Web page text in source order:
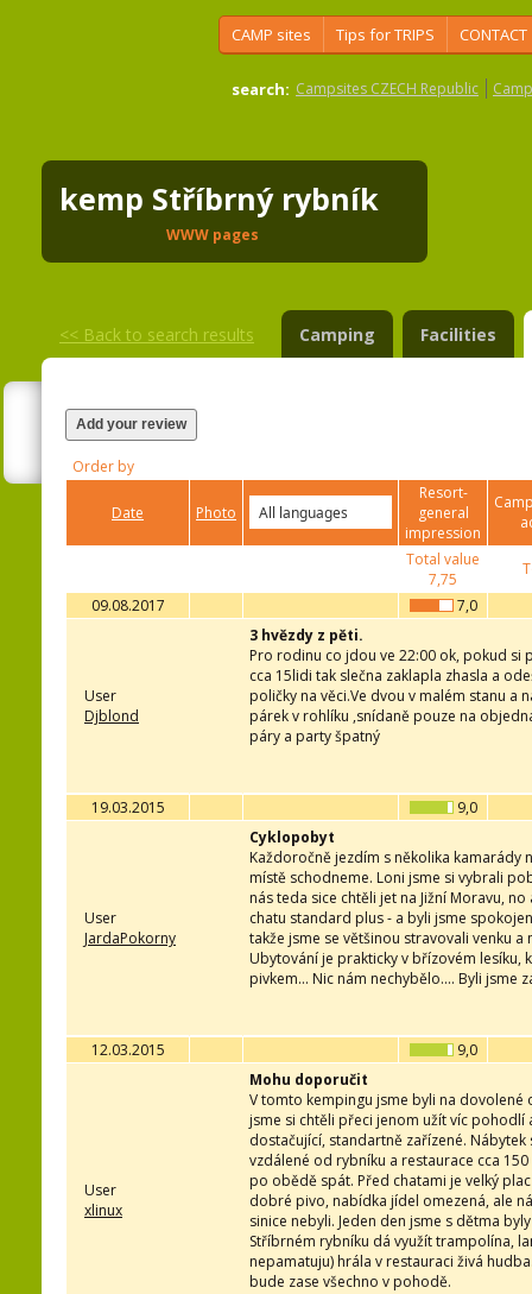
CAMP sites Tips for TRIPS CONTACT
search: Campsites CZECH Republic
kemp Stříbrný rybník
WWW pages
<< Back to search results Camping Facilities
Add your review
Order by
Date Photo
Resort-
general
impression
Total value
7,75
09.08.2017
7,0
User
Djblond
3 hvězdy z pěti.
Pro rodinu co jdou ve 22:00 ok, pokud si
cca 15lidi tak slečna zaklapla zhasla a
poličky na věci.Ve dvou v malém stanu a
párek v rohlíku ,snídaně pouze na
páry a party špatný
19.03.2015 9,0
User
JardaPokorny
Cyklopobyt
Každoročně jezdím s několika kamarády
místě schodneme. Loni jsme si vybrali
nás teda sice chtěli jet na Jižní Moravu,
chatu standard plus - a byli jsme
takže jsme se většinou stravovali venku
Ubytování je prakticky v břízovém lesíku,
pivkem... Nic nám nechybělo.... Byli jsme
12.03.2015 9,0
User
xlinux
Mohu doporučit
V tomto kempingu jsme byli na dovolené
jsme si chtěli přeci jenom užít víc
dostačující, standartně zařízené.
vzdálené od rybníku a restaurace cca
po obědě spát. Před chatami je velký
dobré pivo, nabídka jídel omezená, ale
sinice nebyli. Jeden den jsme s dětma
Stříbrném rybníku dá využít trampolína,
nepamatuju) hrála v restauraci živá
bude zase všechno v pohodě.